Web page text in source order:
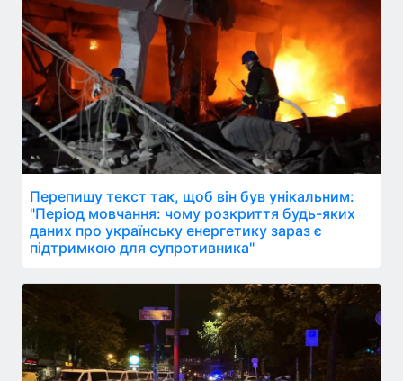
Перепишу текст так, щоб він був унікальним:
"Період мовчання: чому розкриття будь-яких
даних про українську енергетику зараз є
підтримкою для супротивника"